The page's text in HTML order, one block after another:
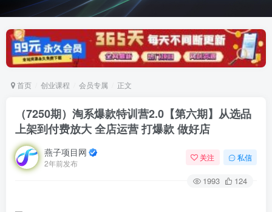
首页 创业课程 会员专属 正文
（7250期）淘系爆款特训营2.0【第六期】从选品
上架到付费放大 全店运营 打爆款 做好店
燕子项目网
2年前发布
关注 私信
1993 124